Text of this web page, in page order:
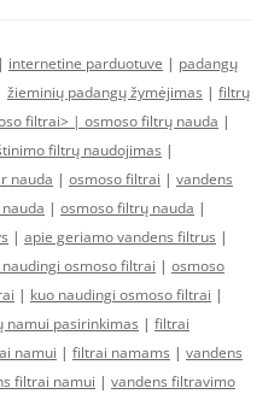
| internetine parduotuve | padangų
žieminių padangų žymėjimas | filtrų
filtrai> | osmoso filtrų nauda |
filtrų naudojimas |
nauda | osmoso filtrai | vandens
| osmoso filtrų nauda |
| apie geriamo vandens filtrus |
osmoso filtrai | osmoso
| kuo naudingi osmoso filtrai |
namui pasirinkimas | filtrai
namui | filtrai namams | vandens
filtrai namui | vandens filtravimo